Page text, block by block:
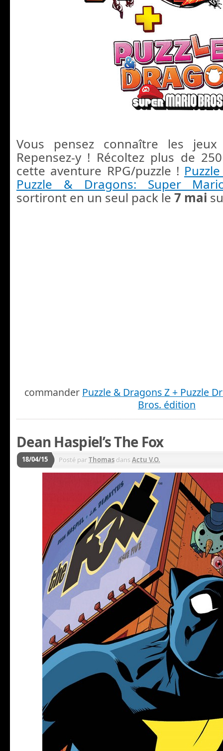
Vous pensez connaître les
Repensez-y ! Récoltez plus de
cette aventure RPG/puzzle !
Puzzle & Dragons: Super
sortiront en un seul pack le 7 mai
commander Puzzle & Dragons Z + Puzzle
Bros. édition
Dean Haspiel’s The Fox
18/04/15 Posté parThomas dansActu V.O.